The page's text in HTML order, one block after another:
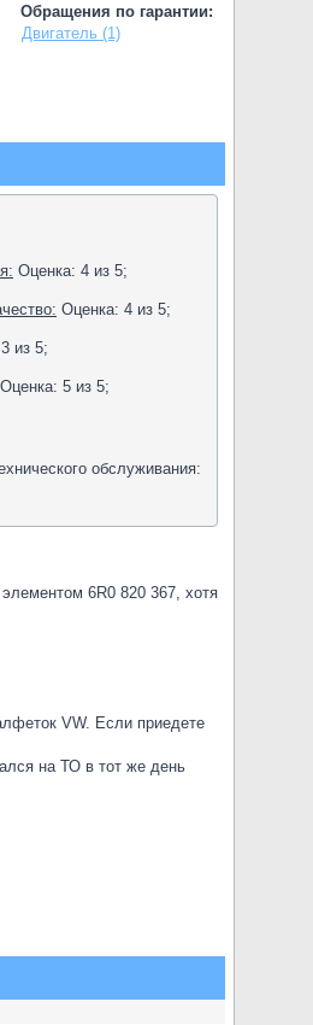
Обращения по гарантии:
Двигатель (1)
Оценка: 4 из 5;
Оценка: 4 из 5;
3 из 5;
Оценка: 5 из 5;
обслуживания:
6R0 820 367, хотя
VW. Если приедете
на ТО в тот же день